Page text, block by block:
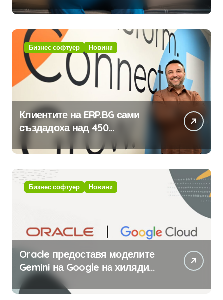
Бизнес софтуер Новини
Клиентите на ERP.BG сами
създадоха над 450
приложения за ERP системата
с помощта на вградения в нея
изкуствен интелект
Бизнес софтуер Новини
Oracle предоставя моделите
Gemini на Google на хиляди
клиенти на бизнес
приложения